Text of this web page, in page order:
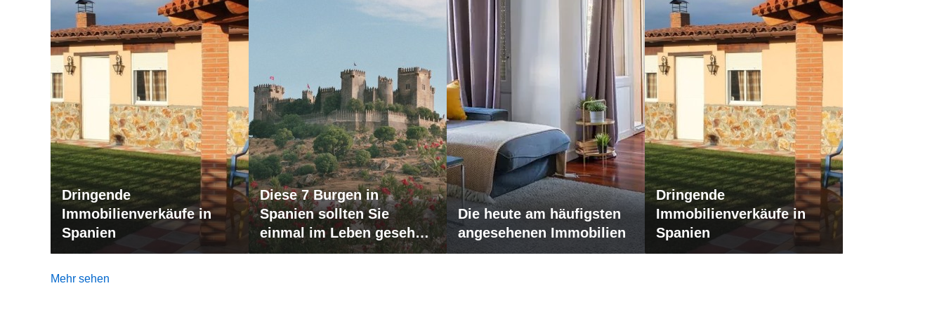
Dringende
Immobilienverkäufe in
Spanien
Diese 7 Burgen in
Spanien sollten Sie
einmal im Leben gesehen
haben
Die heute am häufigsten
angesehenen Immobilien
Dringende
Immobilienverkäufe in
Spanien
Mehr sehen